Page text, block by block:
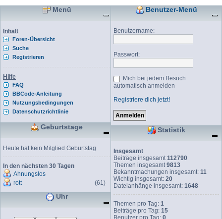
Menü
Inhalt
Foren-Übersicht
Suche
Registrieren
Hilfe
FAQ
BBCode-Anleitung
Nutzungsbedingungen
Datenschutzrichtlinie
Geburtstage
Heute hat kein Mitglied Geburtstag
In den nächsten 30 Tagen
Ahnungslos
rott
(61)
Uhr
Benutzer-Menü
Benutzername:
Passwort:
Mich bei jedem Besuch
automatisch anmelden
Registriere dich jetzt!
Statistik
Insgesamt
Beiträge insgesamt 112790
Themen insgesamt9813
Bekanntmachungen insgesamt: 11
Wichtig insgesamt:20
Dateianhänge insgesamt: 1648
Themen pro Tag: 1
Beiträge pro Tag: 15
Benutzer pro Tag:0